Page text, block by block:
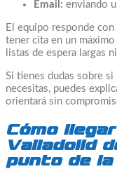
Email: enviando
El equipo responde
tener cita en un
listas de espera largas
Si tienes dudas sobre
necesitas, puedes
orientará sin
Cómo
Valladolid
punto de la